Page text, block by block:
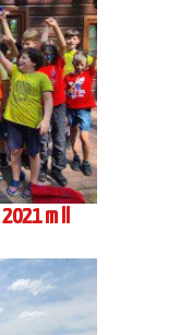
m II